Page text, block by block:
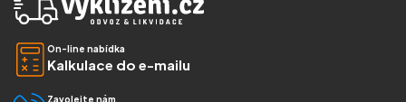
On-line nabídka
Kalkulace do e-mailu
Zavolejte nám